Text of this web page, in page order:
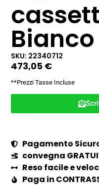
SKU: 22340712
473,05 €
**Prezzi Tasse Incluse
Pagamento
convegna
Reso facile e
Paga in